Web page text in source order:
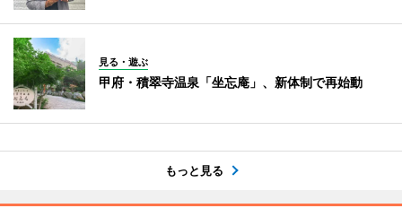
見る・遊ぶ
甲府・積翠寺温泉「坐忘庵」、新体制で再始動
もっと見る